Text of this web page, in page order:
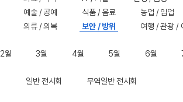
예술 / 공예 식품 / 음료 농업 / 임업
의류 / 의복 보안 / 방위 여행 / 관광 /
2월 3월 4월 5월 6월
일반 전시회 무역일반 전시회